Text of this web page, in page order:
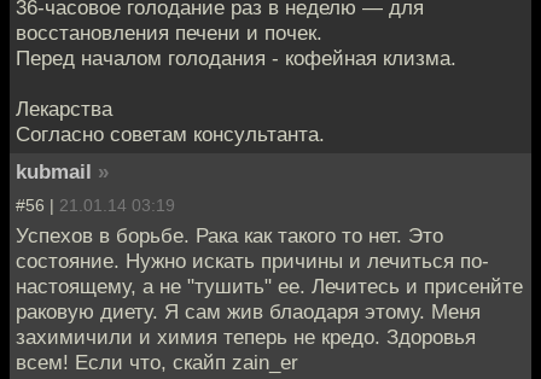
36-часовое голодание раз в неделю — для
восстановления печени и почек.
Перед началом голодания - кофейная клизма.
Лекарства
Согласно советам консультанта.
kubmail »
#56 | 21.01.14 03:19
Успехов в борьбе. Рака как такого то нет. Это
состояние. Нужно искать причины и лечиться по-
настоящему, а не "тушить" ее. Лечитесь и присенйте
раковую диету. Я сам жив блаодаря этому. Меня
захимичили и химия теперь не кредо. Здоровья
всем! Если что, скайп zain_er